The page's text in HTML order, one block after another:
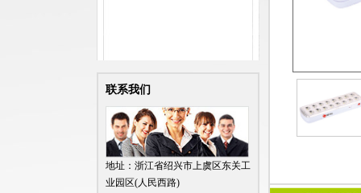
联系我们
地址：浙江省绍兴市上虞区东关工
业园区(人民西路)